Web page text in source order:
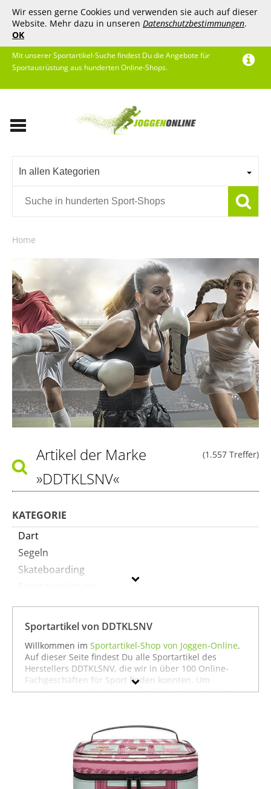
Wir essen gerne Cookies und verwenden sie auch auf dieser
Website. Mehr dazu in unseren Datenschutzbestimmungen.
OK
Mit unserer Sportartikel-Suche findest Du die Angebote für
Sportausrüstung aus hunderten Online-Shops.
In allen Kategorien
Home
(1.557 Treffer)
Artikel der Marke
»DDTKLSNV«
KATEGORIE
Dart
Segeln
Skateboarding
Sportausstattung
DDTKLSNV
Geschlecht
Preis
Sportartikel von DDTKLSNV
Willkommen im Sportartikel-Shop von Joggen-Online.
Auf dieser Seite findest Du alle Sportartikel des
Herstellers DDTKLSNV, die wir in über 100 Online-
Fachgeschäften für Sport finden konnten. Um
gezielter zu suchen, kannst Du Dich auch direkt in
DDTKLSNV für die Sportart Dart
DDTKLSNV für den Sport Segeln
bieten hat. Wenn Du dort nicht findest, was Du
suchst, stöbere doch einfach ja nach Deiner Sportart
in der jeweiligen Sportabteilung - wir haben für fast
jeden Sport ein breites Angebot - vomLaufen